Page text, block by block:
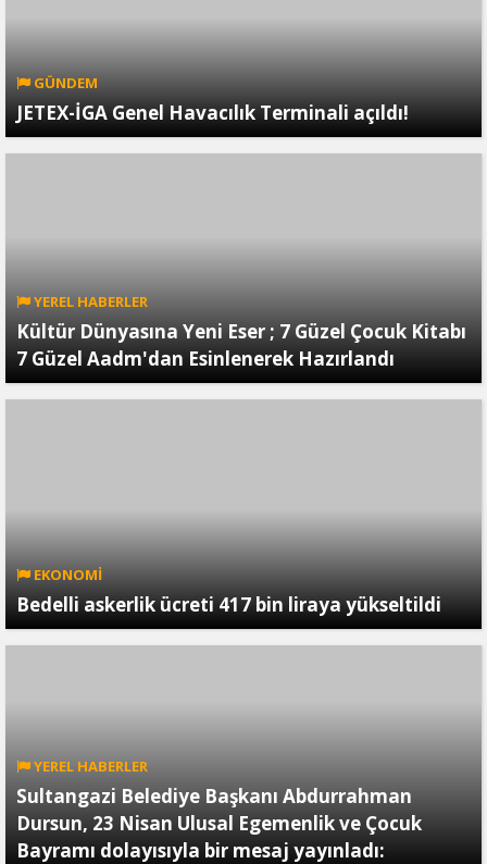
GÜNDEM
JETEX-İGA Genel Havacılık Terminali açıldı!
YEREL HABERLER
Kültür Dünyasına Yeni Eser ; 7 Güzel Çocuk Kitabı
7 Güzel Aadm'dan Esinlenerek Hazırlandı
EKONOMİ
Bedelli askerlik ücreti 417 bin liraya yükseltildi
YEREL HABERLER
Sultangazi Belediye Başkanı Abdurrahman
Dursun, 23 Nisan Ulusal Egemenlik ve Çocuk
Bayramı dolayısıyla bir mesaj yayınladı: